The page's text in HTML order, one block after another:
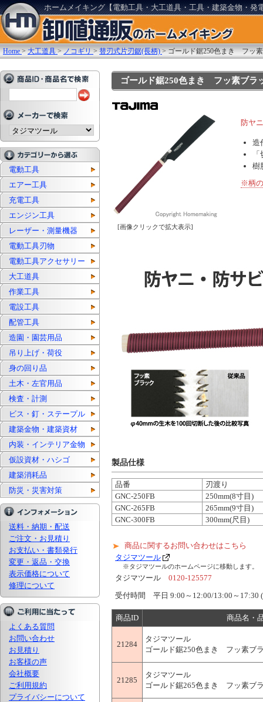
ホームメイキング【電動工具・大工道具・工具・建築金物・発
Home >大工道具 >ノコギリ >替刃式片刃鋸(長柄) >ゴールド鋸250色まき フッ
電動工具
エアー工具
充電工具
エンジン工具
レーザー・測量機器
電動工具刃物
電動工具アクセサリー
大工道具
作業工具
電設工具
配管工具
造園・園芸用品
吊り上げ・荷役
身の回り品
土木・左官用品
検査・計測
ビス・釘・ステープル
建築金物・建築資材
内装・インテリア金物
仮設資材・ハシゴ
建築消耗品
防災・災害対策
送料・納期・配送
ご注文・お見積り
お支払い・書類発行
変更・返品・交換
表示価格について
修理について
よくある質問
お問い合わせ
お見積り
お客様の声
会社概要
ご利用規約
プライバシーについて
ゴールド鋸250色まき フッ素ブ
[画像クリックで拡大表示]
防ヤ
造
樹
※柄
製品仕様
品番
刃渡り
GNC-250FB
250mm(8寸目)
GNC-265FB
265mm(9寸目)
GNC-300FB
300mm(尺目)
商品に関するお問い合わせはこちら
タジマツール
※タジマツールのホームページに移動します。
タジマツール 0120-125577
受付時間 平日 9:00～12:00/13:00～17:30
商品ID 商品名・
21284
タジマツール
ゴールド鋸250色まき フッ素ブ
21285
タジマツール
ゴールド鋸265色まき フッ素ブ